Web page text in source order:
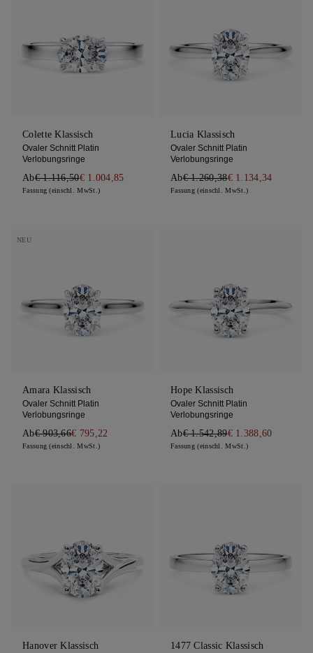
Colette Klassisch
Ovaler Schnitt Platin
Verlobungsringe
Ab€ 1.116,50€ 1.004,85
Fassung (einschl. MwSt.)
Lucia Klassisch
Ovaler Schnitt Platin
Verlobungsringe
Ab€ 1.260,38€ 1.134,34
Fassung (einschl. MwSt.)
NEU
Amara Klassisch
Ovaler Schnitt Platin
Verlobungsringe
Ab€ 903,66€ 795,22
Fassung (einschl. MwSt.)
Hope Klassisch
Ovaler Schnitt Platin
Verlobungsringe
Ab€ 1.542,89€ 1.388,60
Fassung (einschl. MwSt.)
Hanover Klassisch 1477 Classic Klassisch